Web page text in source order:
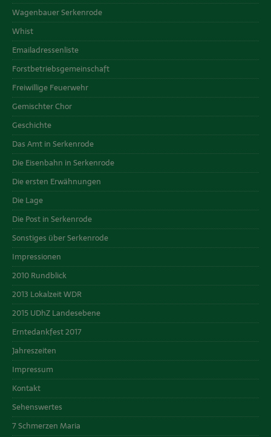
Wagenbauer Serkenrode
Whist
Emailadressenliste
Forstbetriebsgemeinschaft
Freiwillige Feuerwehr
Gemischter Chor
Geschichte
Das Amt in Serkenrode
Die Eisenbahn in Serkenrode
Die ersten Erwähnungen
Die Lage
Die Post in Serkenrode
Sonstiges über Serkenrode
Impressionen
2010 Rundblick
2013 Lokalzeit WDR
2015 UDhZ Landesebene
Erntedankfest 2017
Jahreszeiten
Impressum
Kontakt
Sehenswertes
7 Schmerzen Maria